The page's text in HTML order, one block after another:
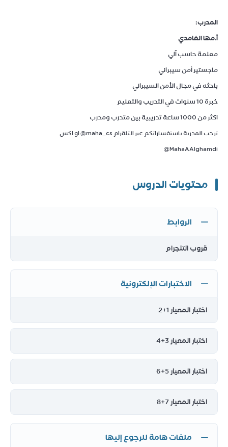
المدرب:
أ.مها الغامدي
‏معلمة حاسب آلي
ماجستير أمن سيبراني
باحثه في مجال الأمن السيبراني
خبرة 10 سنوات في التدريب والتعليم
اكثر من 1000 ساعة تدريبية بين متدرب ومدرب
ترحب المدربة باستفساراتكم عبر التلقرام maha_cs@ او اكس
MahaAAlghamdi@
محتويات الدروس
الروابط
قروب التلجرام
الاختبارات الإلكترونية
اختبار المعيار 1+2
اختبار المعيار 3+4
اختبار المعيار 5+6
اختبار المعيار 7+8
ملفات هامة للرجوع إليها